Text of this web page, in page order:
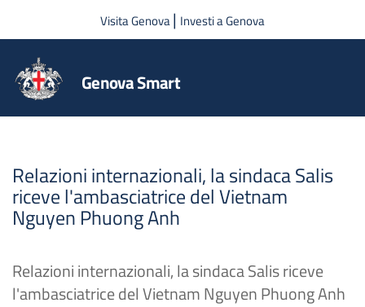
Salta al contenuto principale
Visita Genova| Investi a Genova
Genova Smart
Relazioni internazionali, la sindaca Salis
riceve l'ambasciatrice del Vietnam
Nguyen Phuong Anh
Relazioni internazionali, la sindaca Salis riceve
l'ambasciatrice del Vietnam Nguyen Phuong Anh